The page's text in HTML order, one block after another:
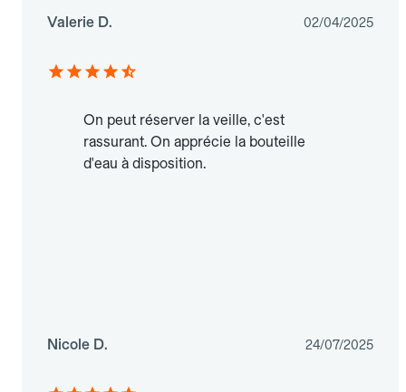
Valerie D. 02/04/2025
On peut réserver la veille, c'est
rassurant. On apprécie la bouteille
d'eau à disposition.
Nicole D. 24/07/2025